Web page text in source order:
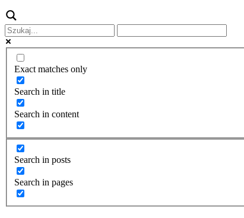
Exact matches only
Search in title
Search in content
Search in posts
Search in pages